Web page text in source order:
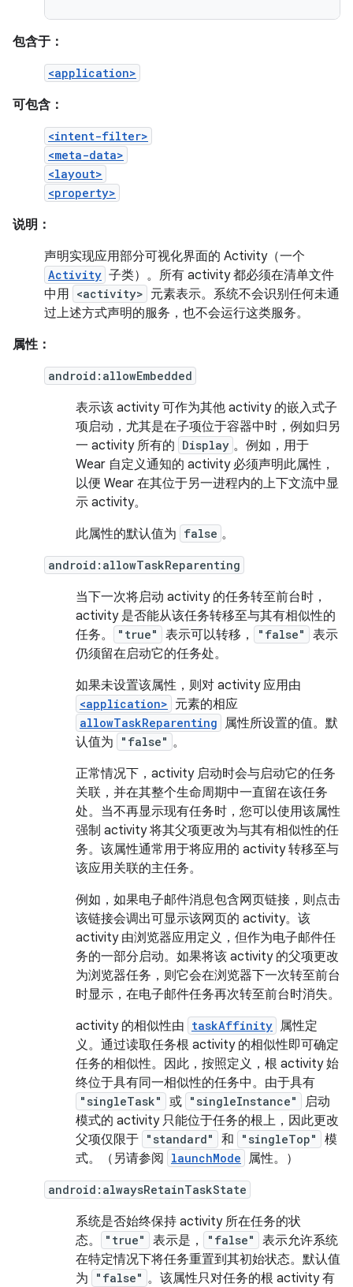
包含于：
<application>
可包含：
<intent-filter>
<meta-data>
<layout>
<property>
说明：
声明实现应用部分可视化界面的 Activity（一个
Activity 子类）。所有 activity 都必须在清单文件
中用 <activity> 元素表示。系统不会识别任何未通
过上述方式声明的服务，也不会运行这类服务。
属性：
android:allowEmbedded
表示该 activity 可作为其他 activity 的嵌入式子
项启动，尤其是在子项位于容器中时，例如归另
一 activity 所有的 Display 。例如，用于
Wear 自定义通知的 activity 必须声明此属性，
以便 Wear 在其位于另一进程内的上下文流中显
示 activity。
此属性的默认值为 false 。
android:allowTaskReparenting
当下一次将启动 activity 的任务转至前台时，
activity 是否能从该任务转移至与其有相似性的
任务。
"true" 表示可以转移， "false"
表示
仍须留在启动它的任务处。
如果未设置该属性，则对 activity 应用由
<application> 元素的相应
allowTaskReparenting 属性所设置的值。默
认值为
"false" 。
正常情况下，activity 启动时会与启动它的任务
关联，并在其整个生命周期中一直留在该任务
处。当不再显示现有任务时，您可以使用该属性
强制 activity 将其父项更改为与其有相似性的任
务。该属性通常用于将应用的 activity 转移至与
该应用关联的主任务。
例如，如果电子邮件消息包含网页链接，则点击
该链接会调出可显示该网页的 activity。该
activity 由浏览器应用定义，但作为电子邮件任
务的一部分启动。如果将该 activity 的父项更改
为浏览器任务，则它会在浏览器下一次转至前台
时显示，在电子邮件任务再次转至前台时消失。
activity 的相似性由 taskAffinity 属性定
义。通过读取任务根 activity 的相似性即可确定
任务的相似性。因此，按照定义，根 activity 始
终位于具有同一相似性的任务中。由于具有
"singleTask" 或 "singleInstance"
启动
模式的 activity 只能位于任务的根上，因此更改
父项仅限于 "standard" 和 "singleTop"
模
式。（另请参阅
launchMode 属性。）
android:alwaysRetainTaskState
系统是否始终保持 activity 所在任务的状
态。
"true" 表示是， "false"
表示允许系统
在特定情况下将任务重置到其初始状态。默认值
为
"false" 。该属性只对任务的根 activity 有